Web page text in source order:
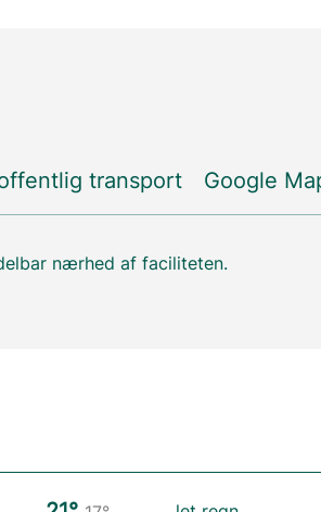
transport Google
nærhed af faciliteten.